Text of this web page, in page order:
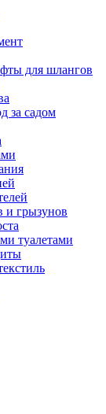
для шлангов
за садом
и грызунов
туалетами